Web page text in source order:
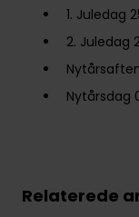
1. Juledag
2. Juledag
Nytårsdag
Relaterede